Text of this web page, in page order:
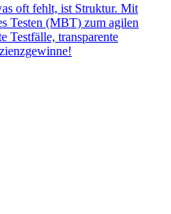
oft fehlt, ist Struktur. Mit
Testen (MBT) zum agilen
Testfälle, transparente